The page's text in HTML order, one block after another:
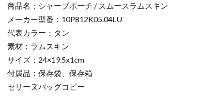
ム
ス
キ
ン
タ
ン
10P812K05.04LU
セ
商品名：シャープポーチ / スムースラムスキン
メーカー型番：10P812K05.04LU
代表カラー：タン
素材：ラムスキン
サイズ：24×19.5x1cm
付属品：保存袋、保存箱
セリーヌバッグコピー